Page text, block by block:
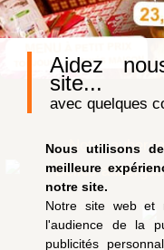
Aidez
site...
avec quelques
Nous utilisons
meilleure
notre site.
Notre site web et
l'audience de la
publicités
Notre